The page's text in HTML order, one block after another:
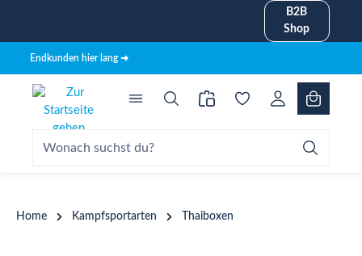
B2B
Shop
Endkunden hier lang ➜
Home Kampfsportarten Thaiboxen